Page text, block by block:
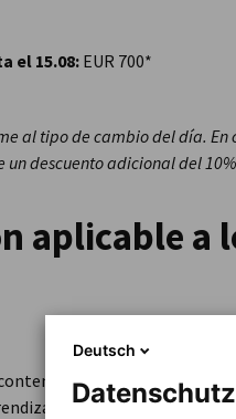
el 15.08: EUR 700*
al tipo de cambio del día. En
descuento adicional del
aplicable a
Deutsch